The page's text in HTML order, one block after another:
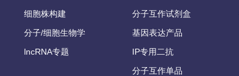
细胞株构建
分子/细胞生物学
lncRNA专题
分子互作试剂盒
基因表达产品
IP专用二抗
分子互作单品